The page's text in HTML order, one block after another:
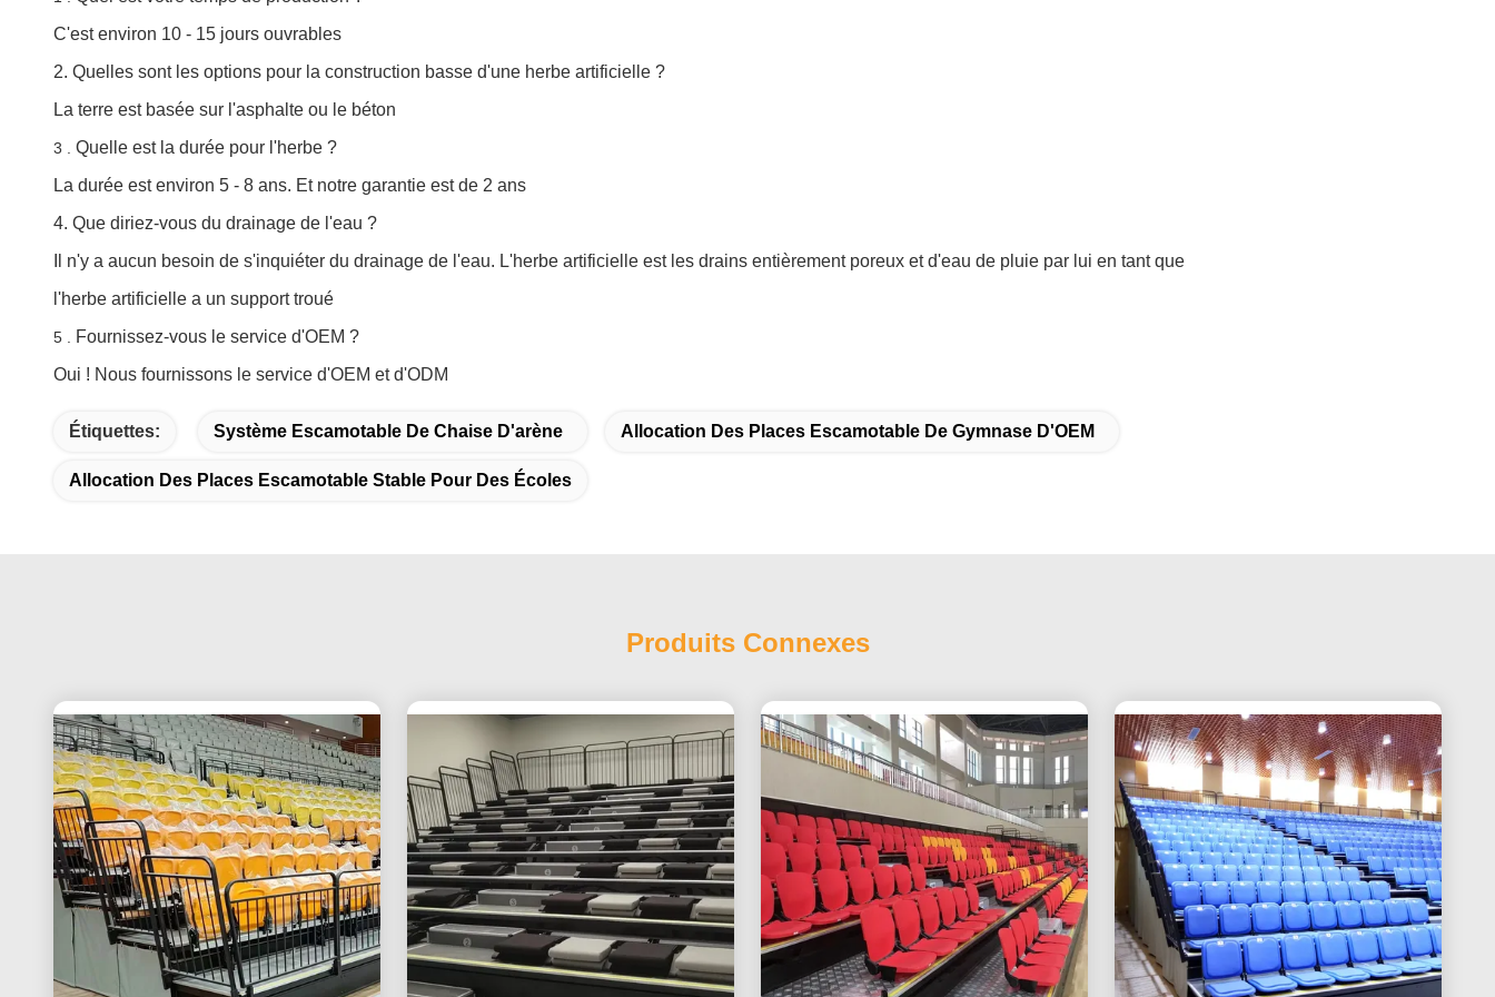
C'est environ 10 - 15 jours ouvrables
2. Quelles sont les options pour la construction basse d'une herbe artificielle ?
La terre est basée sur l'asphalte ou le béton
3 . Quelle est la durée pour l'herbe ?
La durée est environ 5 - 8 ans. Et notre garantie est de 2 ans
4. Que diriez-vous du drainage de l'eau ?
Il n'y a aucun besoin de s'inquiéter du drainage de l'eau. L'herbe artificielle est les drains entièrement poreux et d'eau de pluie par lui en tant que
l'herbe artificielle a un support troué
5 .
Fournissez-vous le service d'OEM ?
Oui ! Nous fournissons le service d'OEM et d'ODM
Étiquettes: Système Escamotable De Chaise D'arène Allocation Des Places Escamotable De Gymnase D'OEM
Allocation Des Places Escamotable Stable Pour Des Écoles
Produits Connexes